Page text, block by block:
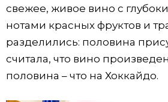
свежее, живое вино с
нотами красных фруктов и
разделились: половина
считала, что вино
половина – что на Хоккайдо.